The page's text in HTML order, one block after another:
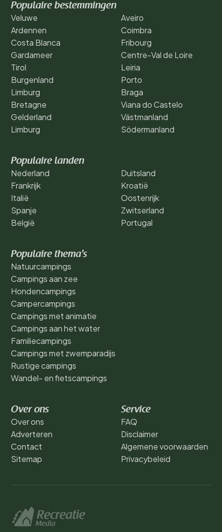
Populaire bestemmingen
Veluwe
Ardennen
Costa Blanca
Gardameer
Tirol
Burgenland
Limburg
Bretagne
Gelderland
Limburg
Aveiro
Coimbra
Fribourg
Centre-Val de Loire
Leiria
Porto
Braga
Viana do Castelo
Västmanland
Södermanland
Populaire landen
Nederland
Frankrijk
Italië
Spanje
België
Duitsland
Kroatië
Oostenrijk
Zwitserland
Portugal
Populaire thema's
Natuurcampings
Campings aan zee
Hondencampings
Campercampings
Campings met animatie
Campings aan het water
Familiecampings
Campings met zwemparadijs
Rustige campings
Wandel- en fietscampings
Over ons
Over ons
Adverteren
Contact
Sitemap
Service
FAQ
Disclaimer
Algemene voorwaarden
Privacybeleid